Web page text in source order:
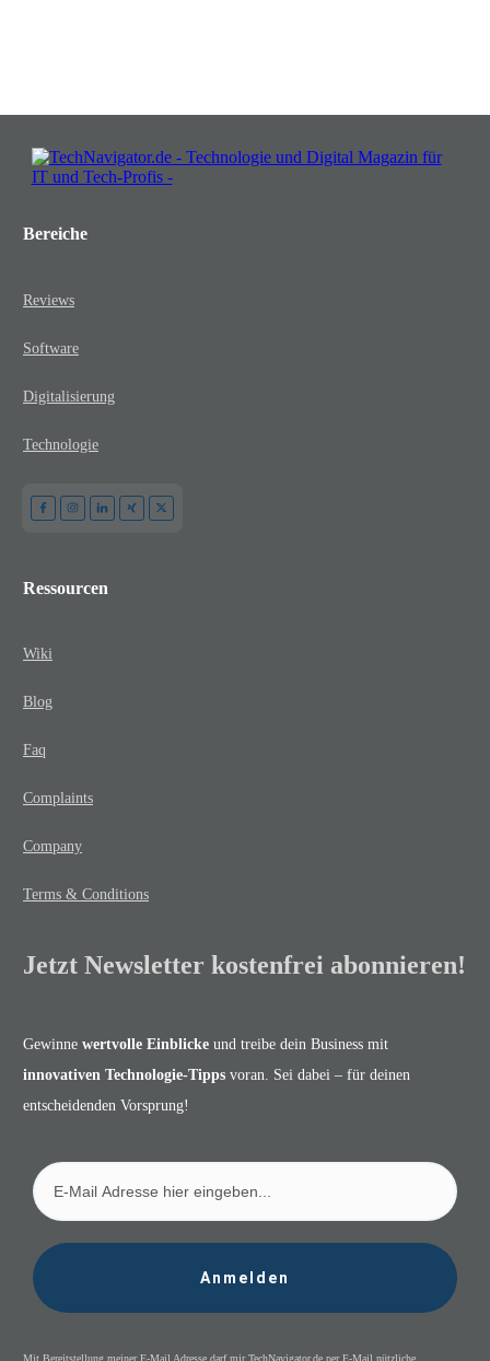
Bereiche
Reviews
Software
Digitalisierung
Technologie
Ressourcen
Wiki
Blog
Faq
Complaints
Company
Terms & Conditions
Jetzt Newsletter kostenfrei abonnieren!
Gewinne wertvolle Einblicke und treibe dein Business mit
innovativen Technologie-Tipps voran. Sei dabei – für deinen
entscheidenden Vorsprung!
Anmelden
Mit Bereitstellung meiner E-Mail Adresse darf mir TechNavigator.de per E-Mail nützliche